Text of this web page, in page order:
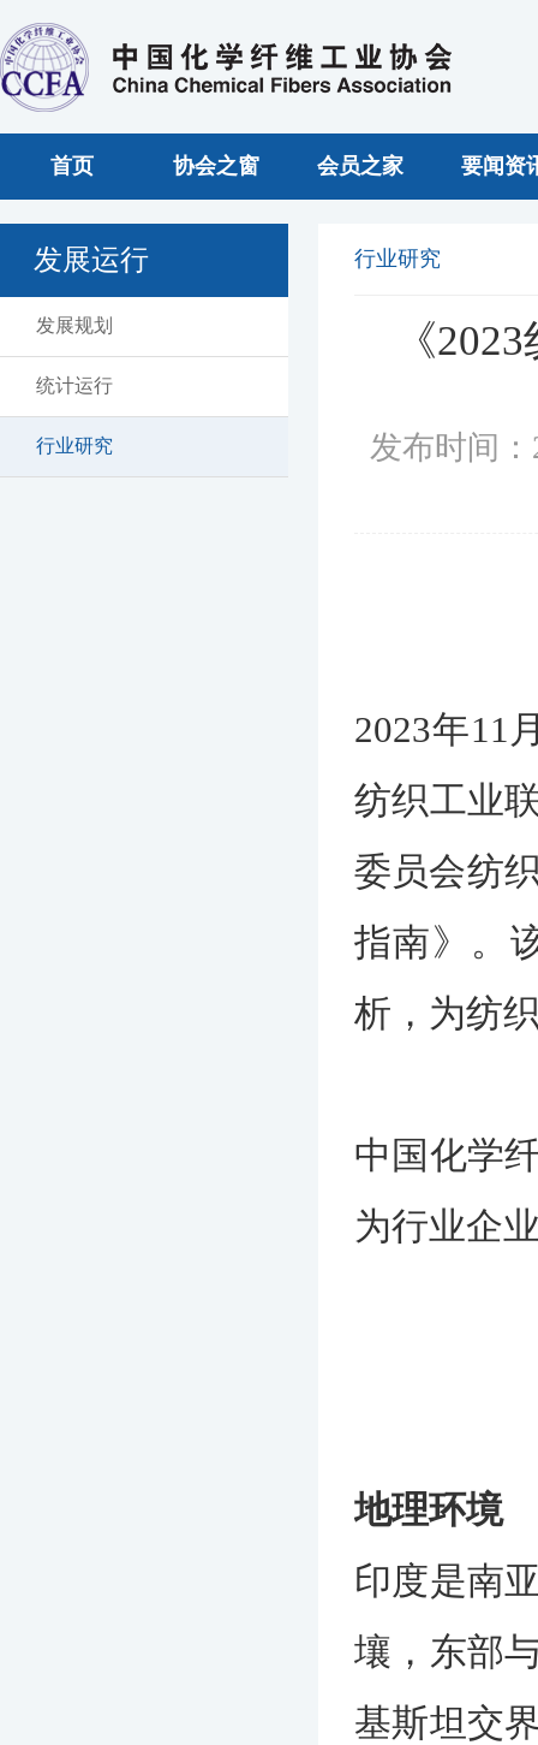
首页 协会之窗 会员之家 要闻资
发展运行
发展规划
统计运行
行业研究
行业研究
《
发布时间
2023年11
纺织工业
委员会纺
指南》。
析，为纺
中国化学
为行业企
地理环境
印度是南
壤，东部
基斯坦交